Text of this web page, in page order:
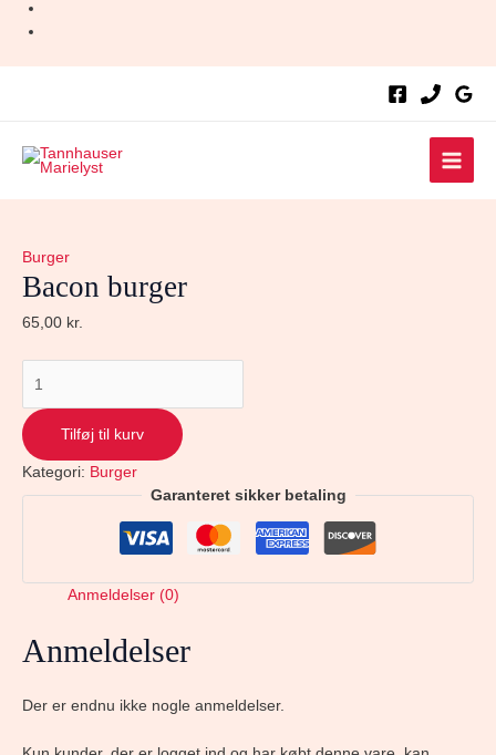
Main
Burger
Bacon burger
65,00 kr.
Tilføj til kurv
Kategori: Burger
Garanteret sikker betaling
Anmeldelser (0)
Anmeldelser
Der er endnu ikke nogle anmeldelser.